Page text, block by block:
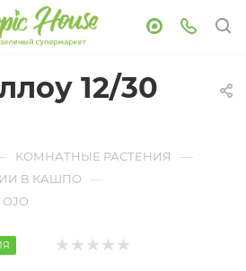
12/30
КОМНАТНЫЕ РАСТЕНИЯ —
В КАШПО —